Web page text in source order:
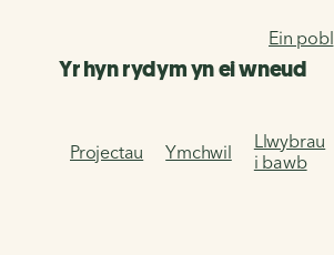
Ein pobl
Yr hyn rydym yn ei wneud
Projectau Ymchwil
Llwybrau
i bawb